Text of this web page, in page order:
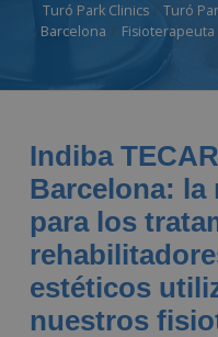
Turó Park Clinics
Turó
Barcelona
Indiba
Barcelona: la
para los
estéticos
nuestros